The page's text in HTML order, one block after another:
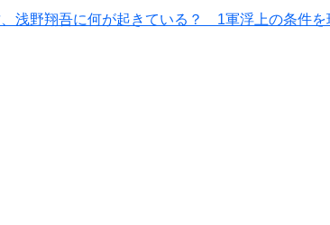
、浅野翔吾に何が起きている？ 1軍浮上の条件